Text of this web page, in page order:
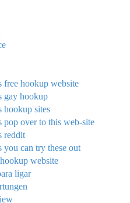
hookup website
gay hookup
sites
over to this web-site
reddit
can try these out
website
ligar